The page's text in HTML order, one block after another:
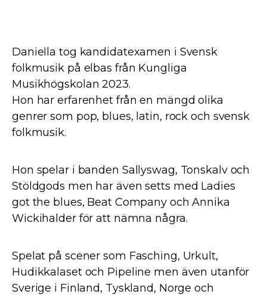
Daniella tog kandidatexamen i Svensk
folkmusik på elbas från Kungliga
Musikhögskolan 2023.
Hon har erfarenhet från en mängd olika
genrer som pop, blues, latin, rock och svensk
folkmusik.
Hon spelar i banden Sallyswag, Tonskalv och
Stöldgods men har även setts med Ladies
got the blues, Beat Company och Annika
Wickihalder för att nämna några.
Spelat på scener som Fasching, Urkult,
Hudikkalaset och Pipeline men även utanför
Sverige i Finland, Tyskland, Norge och